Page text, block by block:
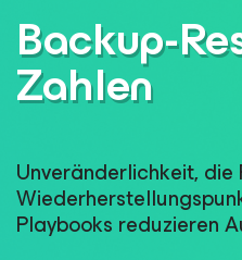
Backup-
Zahlen
Unveränderlichkeit,
Playbooks reduzieren